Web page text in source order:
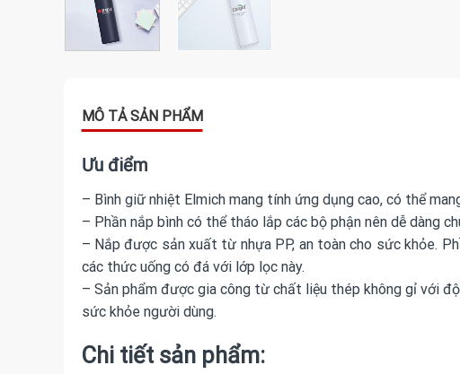
Ưu điểm
– Bình giữ nhiệt Elmich mang tính ứng dụng cao, có thể
– Phần nắp bình có thể tháo lắp các bộ phận nên dễ dàng
– Nắp được sản xuất từ nhựa PP, an toàn cho sức khỏe.
các thức uống có đá với lớp lọc này.
– Sản phẩm được gia công từ chất liệu thép không gỉ với
sức khỏe người dùng.
Chi tiết sản phẩm: